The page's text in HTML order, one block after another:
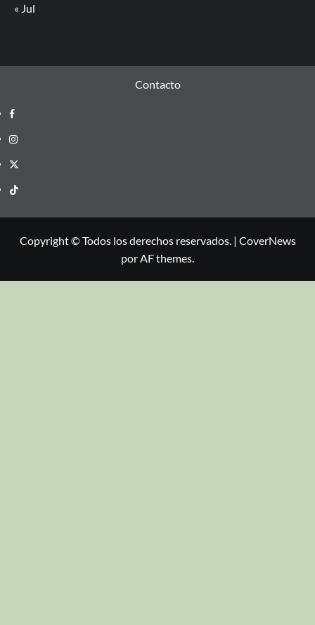
« Jul
Contacto
Copyright © Todos los derechos reservados. | CoverNews
por AF themes.